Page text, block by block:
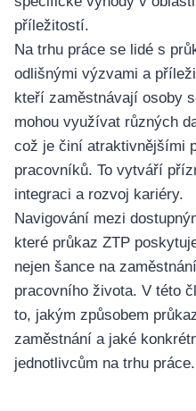
příležitostí.
Na trhu práce se lidé s
odlišnými výzvami a
kteří zaměstnávají osoby
mohou využívat různých
což je činí atraktivnějšími
pracovníků. To vytváří
integraci a rozvoj kariéry.
Navigování mezi
které průkaz ZTP
nejen šance na
pracovního života. V této
to, jakým způsobem
zaměstnání a jaké
jednotlivcům na trhu práce.